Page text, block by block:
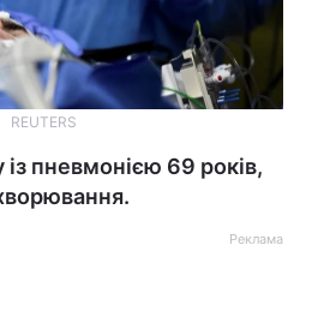
REUTERS
із пневмонією 69 років,
Реклама